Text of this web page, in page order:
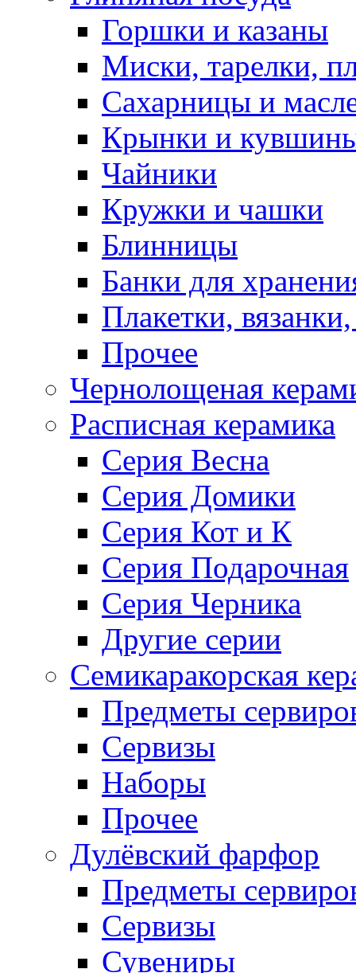
Горшки и казаны
Миски, тарелки,
Сахарницы и
Крынки и
Чайники
Кружки и чашки
Блинницы
Банки для
Плакетки,
Прочее
Чернолощеная
Расписная керамика
Серия Весна
Серия Домики
Серия Кот и К
Серия Подарочная
Серия Черника
Другие серии
Семикаракорская
Предметы
Сервизы
Наборы
Прочее
Дулёвский фарфор
Предметы
Сервизы
Сувениры